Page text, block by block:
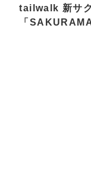
tailwalk 新サ
「